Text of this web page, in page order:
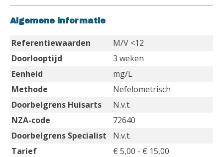
Algemene informatie
Referentiewaarden
M/V <12
Doorlooptijd
3 weken
Eenheid
mg/L
Methode
Nefelometrisch
Doorbelgrens Huisarts
N.v.t.
NZA-code
72640
Doorbelgrens Specialist
N.v.t.
Tarief
€ 5,00 - € 15,00